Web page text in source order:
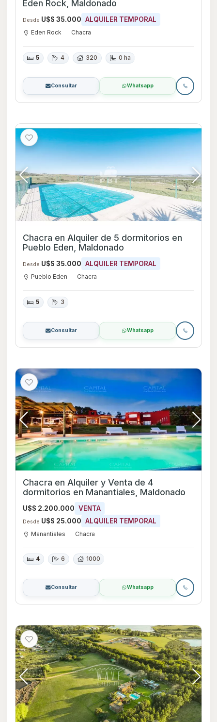
Eden Rock, Maldonado
Desde U$S 35.000 ALQUILER TEMPORAL
Eden Rock Chacra
5 4 320 0 ha
Consultar Whatsapp
Chacra en Alquiler de 5 dormitorios en
Pueblo Eden, Maldonado
Desde U$S 35.000 ALQUILER TEMPORAL
Pueblo Eden Chacra
5 3
Consultar Whatsapp
Chacra en Alquiler y Venta de 4
dormitorios en Manantiales, Maldonado
U$S 2.200.000 VENTA
Desde U$S 25.000 ALQUILER TEMPORAL
Manantiales Chacra
4 6 1000
Consultar Whatsapp